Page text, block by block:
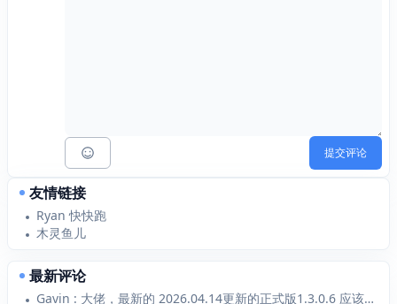
提交评论
友情链接
Ryan 快快跑
木灵鱼儿
最新评论
Gavin : 大佬，最新的 2026.04.14更新的正式版1.3.0.6 应该支持 Typecho1...